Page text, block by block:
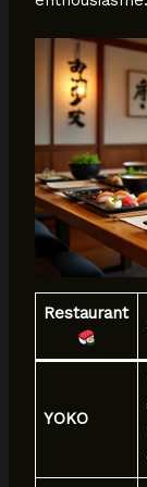
Restaurant
YOKO